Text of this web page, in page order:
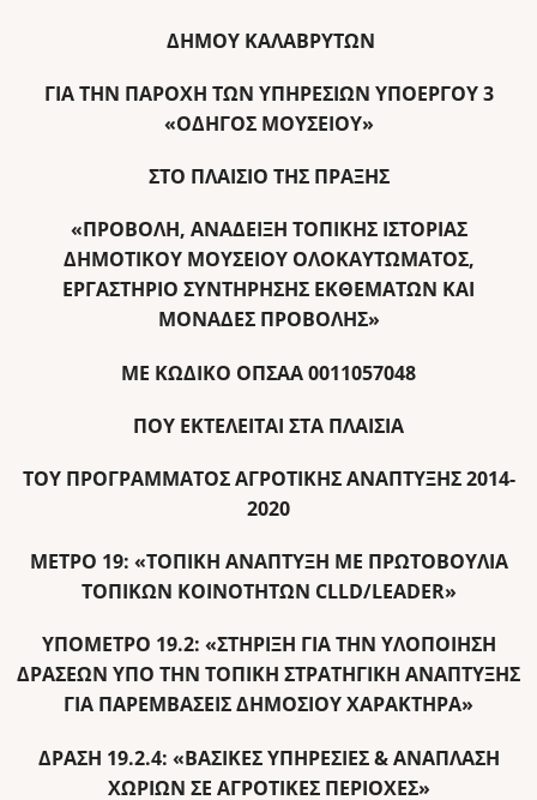
ΔΗΜΟΥ ΚΑΛΑΒΡΥΤΩΝ
ΓΙΑ ΤΗΝ ΠΑΡΟΧΗ ΤΩΝ ΥΠΗΡΕΣΙΩΝ ΥΠΟΕΡΓΟΥ 3
«ΟΔΗΓΟΣ ΜΟΥΣΕΙΟΥ»
ΣΤΟ ΠΛΑΙΣΙΟ ΤΗΣ ΠΡΑΞΗΣ
«ΠΡΟΒΟΛΗ, ΑΝΑΔΕΙΞΗ ΤΟΠΙΚΗΣ ΙΣΤΟΡΙΑΣ
ΔΗΜΟΤΙΚΟΥ ΜΟΥΣΕΙΟΥ ΟΛΟΚΑΥΤΩΜΑΤΟΣ,
ΕΡΓΑΣΤΗΡΙΟ ΣΥΝΤΗΡΗΣΗΣ ΕΚΘΕΜΑΤΩΝ ΚΑΙ
ΜΟΝΑΔΕΣ ΠΡΟΒΟΛΗΣ»
ΜΕ ΚΩΔΙΚΟ ΟΠΣΑΑ 0011057048
ΠΟΥ ΕΚΤΕΛΕΙΤΑΙ ΣΤΑ ΠΛΑΙΣΙΑ
ΤΟΥ ΠΡΟΓΡΑΜΜΑΤΟΣ ΑΓΡΟΤΙΚΗΣ ΑΝΑΠΤΥΞΗΣ 2014-
2020
ΜΕΤΡΟ 19: «ΤΟΠΙΚΗ ΑΝΑΠΤΥΞΗ ΜΕ ΠΡΩΤΟΒΟΥΛΙΑ
ΤΟΠΙΚΩΝ ΚΟΙΝΟΤΗΤΩΝ CLLD/LEADER»
ΥΠΟΜΕΤΡΟ 19.2: «ΣΤΗΡΙΞΗ ΓΙΑ ΤΗΝ ΥΛΟΠΟΙΗΣΗ
ΔΡΑΣΕΩΝ ΥΠΟ ΤΗΝ ΤΟΠΙΚΗ ΣΤΡΑΤΗΓΙΚΗ ΑΝΑΠΤΥΞΗΣ
ΓΙΑ ΠΑΡΕΜΒΑΣΕΙΣ ΔΗΜΟΣΙΟΥ ΧΑΡΑΚΤΗΡΑ»
ΔΡΑΣΗ 19.2.4: «ΒΑΣΙΚΕΣ ΥΠΗΡΕΣΙΕΣ & ΑΝΑΠΛΑΣΗ
ΧΩΡΙΩΝ ΣΕ ΑΓΡΟΤΙΚΕΣ ΠΕΡΙΟΧΕΣ»